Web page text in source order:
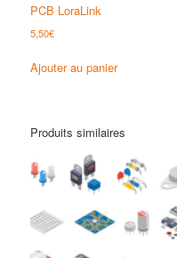
PCB LoraLink
5,50€
Ajouter au panier
Produits similaires